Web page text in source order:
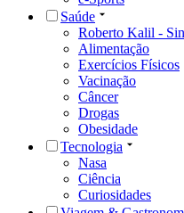
Saúde
Roberto Kalil -
Alimentação
Exercícios Físicos
Vacinação
Câncer
Drogas
Obesidade
Tecnologia
Nasa
Ciência
Curiosidades